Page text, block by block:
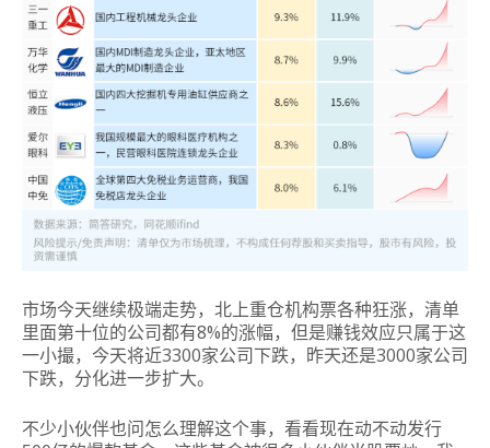
市场今天继续极端走势，北上重仓机构票各种狂涨，清单
里面第十位的公司都有8%的涨幅，但是赚钱效应只属于这
一小撮，今天将近3300家公司下跌，昨天还是3000家公司
下跌，分化进一步扩大。
不少小伙伴也问怎么理解这个事，看看现在动不动发行